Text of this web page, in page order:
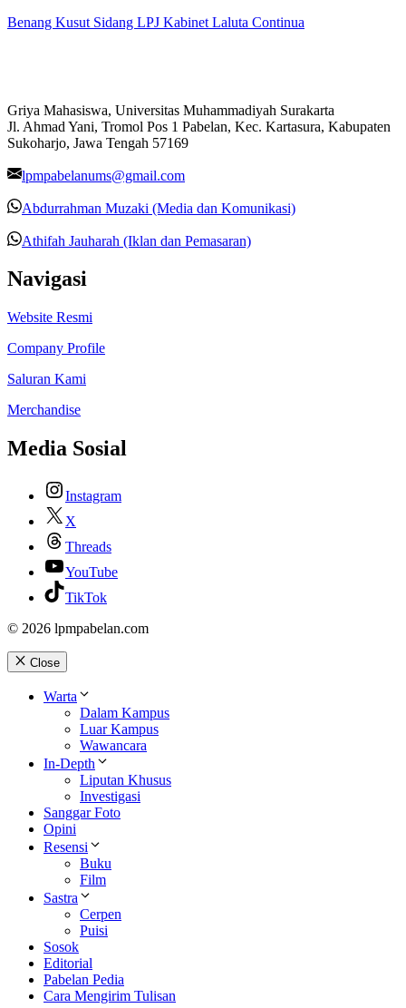
Benang Kusut Sidang LPJ Kabinet Laluta Continua
Griya Mahasiswa, Universitas Muhammadiyah Surakarta
Jl. Ahmad Yani, Tromol Pos 1 Pabelan, Kec. Kartasura, Kabupaten
Sukoharjo, Jawa Tengah 57169
lpmpabelanums@gmail.com
Abdurrahman Muzaki (Media dan Komunikasi)
Athifah Jauharah (Iklan dan Pemasaran)
Navigasi
Website Resmi
Company Profile
Saluran Kami
Merchandise
Media Sosial
Instagram
X
Threads
YouTube
TikTok
© 2026 lpmpabelan.com
Close
Warta
Dalam Kampus
Luar Kampus
Wawancara
In-Depth
Liputan Khusus
Investigasi
Sanggar Foto
Opini
Resensi
Buku
Film
Sastra
Cerpen
Puisi
Sosok
Editorial
Pabelan Pedia
Cara Mengirim Tulisan